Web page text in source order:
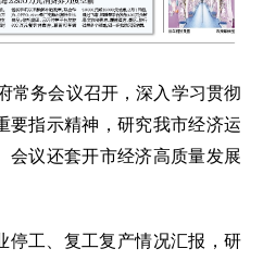
常务会议召开，深入学习贯彻
要指示精神，研究我市经济运
会议还套开市经济高质量发展
停工、复工复产情况汇报，研